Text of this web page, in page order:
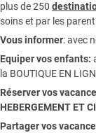
plus de 250
soins et par les
Vous informer:avec
Equiper vos enfants:
la BOUTIQUE EN
Réserver vos
HEBERGEMENT ET
Partager vos